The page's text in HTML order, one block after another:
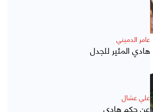
عامر الدميني
هادي المثير للجدل
علي عشال
عن حكم هادي